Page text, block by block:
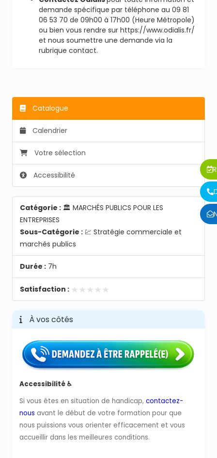
demande spécifique par téléphone au 09 81
06 53 70 de 09h00 à 17h00 (Heure Métropole)
ou bien vous rendre sur https://www.odialis.fr/
et nous soumettre une demande via la
rubrique contact.
Catalogue
Calendrier
Votre sélection
Accessibilité
Catégorie : 🏛️ MARCHÉS PUBLICS POUR LES
ENTREPRISES
Sous-Catégorie : 💹 Stratégie commerciale et
marchés publics
Durée : 7h
Satisfaction : ★★★★★
★★★★★
À vos côtés
Accessibilité ♿
Si vous êtes en situation de handicap, contactez-
nous avant le début de votre formation pour que
nous puissions vous orienter efficacement et vous
accueillir dans les meilleures conditions.